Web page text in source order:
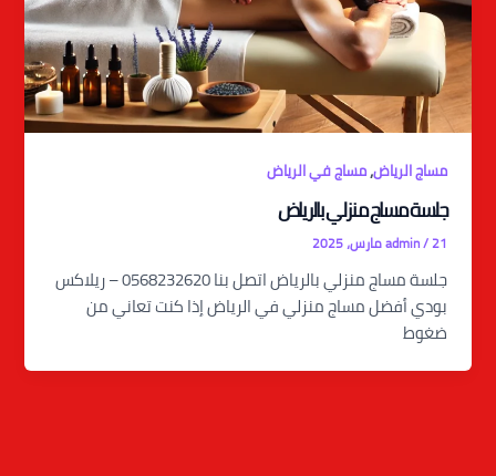
مساج الرياض,مساج في الرياض
جلسة مساج منزلي بالرياض
admin/21 مارس، 2025
جلسة مساج منزلي بالرياض اتصل بنا 0568232620 – ريلاكس
بودي أفضل مساج منزلي في الرياض إذا كنت تعاني من
ضغوط